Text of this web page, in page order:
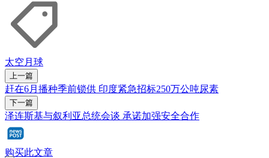
太空 月球
上一篇
赶在6月播种季前锁供 印度紧急招标250万公吨尿素
下一篇
泽连斯基与叙利亚总统会谈 承诺加强安全合作
购买此文章